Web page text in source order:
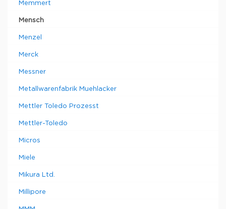
Memmert
Mensch
Menzel
Merck
Messner
Metallwarenfabrik Muehlacker
Mettler Toledo Prozesst
Mettler-Toledo
Micros
Miele
Mikura Ltd.
Millipore